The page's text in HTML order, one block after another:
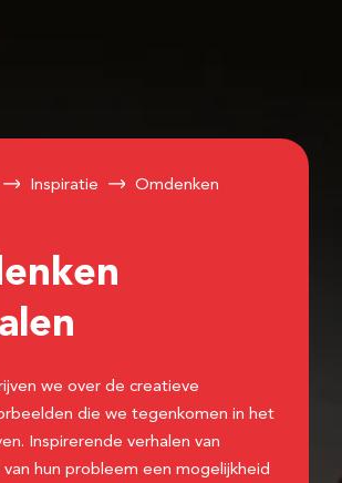
Inspiratie
Omdenken
we over de creatieve
die we tegenkomen in het
Inspirerende verhalen van
hun probleem een mogelijkheid